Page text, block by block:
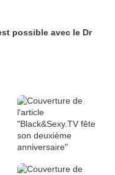
possible avec le Dr